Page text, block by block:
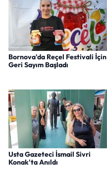
Bornova'da Reçel Festivali İçin
Geri Sayım Başladı
Usta Gazeteci İsmail Sivri
Konak'ta Anıldı